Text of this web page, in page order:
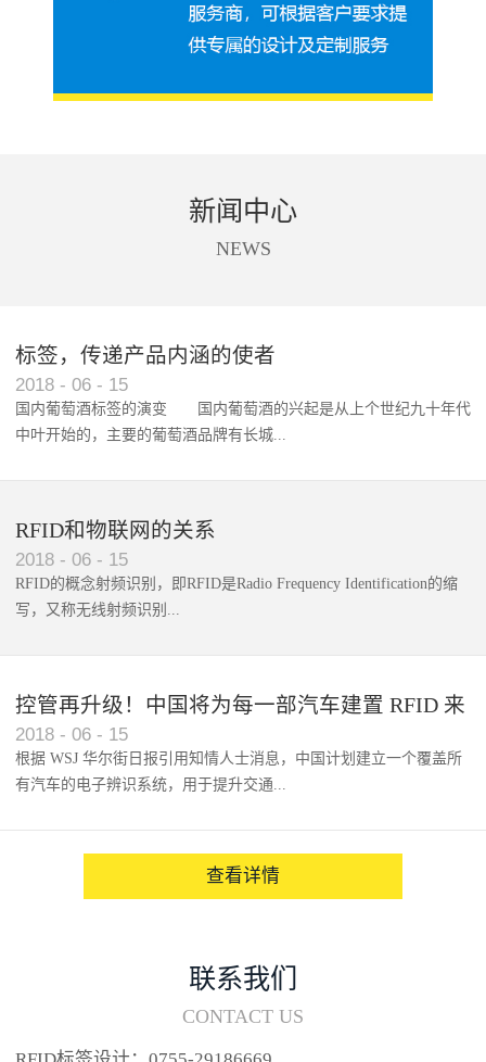
新闻中心
NEWS
标签，传递产品内涵的使者
2018 - 06 - 15
国内葡萄酒标签的演变 国内葡萄酒的兴起是从上个世纪九十年代
中叶开始的，主要的葡萄酒品牌有长城...
RFID和物联网的关系
2018 - 06 - 15
RFID的概念射频识别，即RFID是Radio Frequency Identification的缩
写，又称无线射频识别...
控管再升级！中国将为每一部汽车建置 RFID 来
架构辨识系统
2018 - 06 - 15
根据 WSJ 华尔街日报引用知情人士消息，中国计划建立一个覆盖所
有汽车的电子辨识系统，用于提升交通...
查看详情
联系我们
CONTACT US